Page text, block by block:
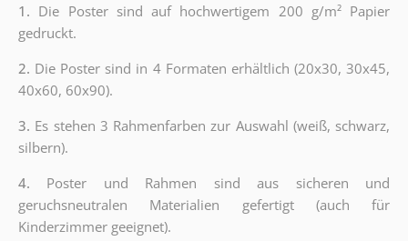
1. Die Poster sind auf hochwertigem 200 g/m² Papier
gedruckt.
2. Die Poster sind in 4 Formaten erhältlich (20x30, 30x45,
40x60, 60x90).
3. Es stehen 3 Rahmenfarben zur Auswahl (weiß, schwarz,
silbern).
4. Poster und Rahmen sind aus sicheren und
geruchsneutralen Materialien gefertigt (auch für
Kinderzimmer geeignet).